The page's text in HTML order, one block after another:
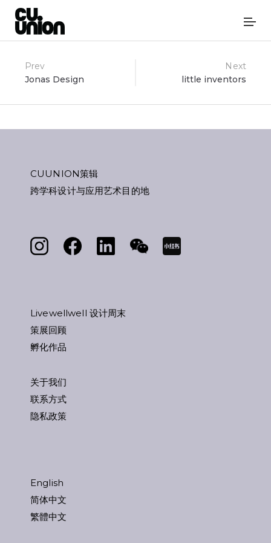
Post
navigation
Prev
Jonas Design
Next
little inventors
CUUNION策辑
跨学科设计与应用艺术目的地
Livewellwell 设计周末
策展回顾
孵化作品
关于我们
联系方式
隐私政策
English
简体中文
繁體中文